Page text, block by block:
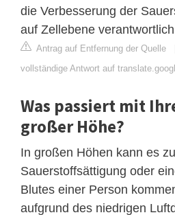
die Verbesserung der
auf Zellebene
Antrag auf Entfernung der Quelle
vollständige Antwort auf
Was passiert mit
großer Höhe?
In großen Höhen kann es
Sauerstoffsättigung oder
Blutes einer Person
aufgrund des niedrigen